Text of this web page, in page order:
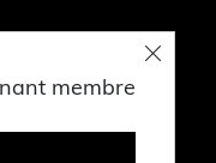
membre